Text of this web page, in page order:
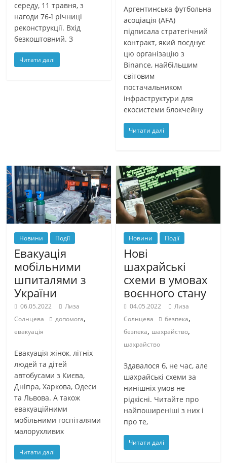
середу, 11 травня, з
нагоди 76-ї річниці
реконструкції. Вхід
безкоштовний. З
Читати далі
Аргентинська футбольна
асоціація (AFA)
підписала стратегічний
контракт, який поєднує
цю організацію з
Binance, найбільшим
світовим
постачальником
інфраструктури для
екосистеми блокчейну
Читати далі
Новини Події
Евакуація
мобільними
шпиталями з
України
06.05.2022
Лиза
Солнцева
допомога,
евакуація
Евакуація жінок, літніх
людей та дітей
автобусами з Києва,
Дніпра, Харкова, Одеси
та Львова. А також
евакуаційними
мобільними госпіталями
малорухливих
Читати далі
Новини Події
Нові
шахрайські
схеми в умовах
воєнного стану
04.05.2022
Лиза
Солнцева
безпека,
безпека, шахрайство,
шахрайство
Здавалося б, не час, але
шахрайські схеми за
нинішніх умов не
рідкісні. Читайте про
найпоширеніші з них і
про те,
Читати далі